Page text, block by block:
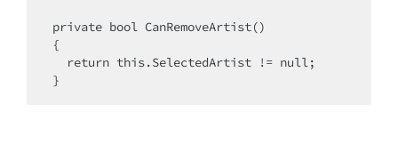
private bool CanRemoveArtist()
{